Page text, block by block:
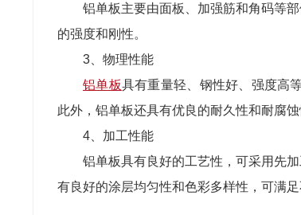
铝单板主要由面板、加强筋和角码等
的强度和刚性。
3、物理性能
铝单板具有重量轻、钢性好、强度高
此外，铝单板还具有优良的耐久性和耐腐
4、加工性能
铝单板具有良好的工艺性，可采用先
有良好的涂层均匀性和色彩多样性，可满足